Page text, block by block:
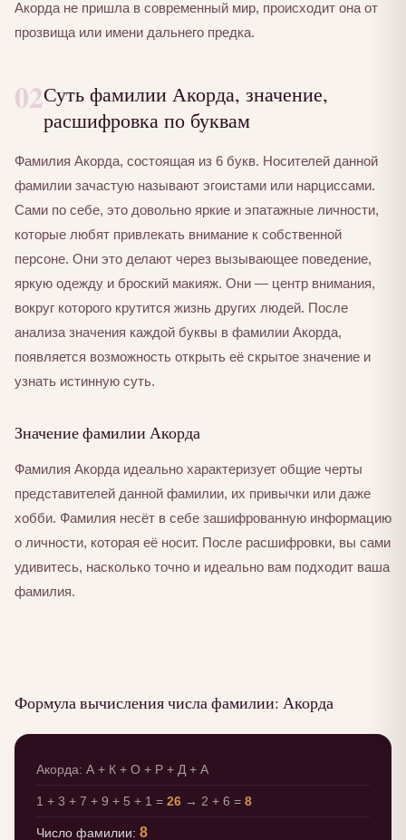
Акорда не пришла в современный мир, происходит она от
прозвища или имени дальнего предка.
02Суть фамилии Акорда, значение,
расшифровка по буквам
Фамилия Акорда, состоящая из 6 букв. Носителей данной
фамилии зачастую называют эгоистами или нарциссами.
Сами по себе, это довольно яркие и эпатажные личности,
которые любят привлекать внимание к собственной
персоне. Они это делают через вызывающее поведение,
яркую одежду и броский макияж. Они — центр внимания,
вокруг которого крутится жизнь других людей. После
анализа значения каждой буквы в фамилии Акорда,
появляется возможность открыть её скрытое значение и
узнать истинную суть.
Значение фамилии Акорда
Фамилия Акорда идеально характеризует общие черты
представителей данной фамилии, их привычки или даже
хобби. Фамилия несёт в себе зашифрованную информацию
о личности, которая её носит. После расшифровки, вы сами
удивитесь, насколько точно и идеально вам подходит ваша
фамилия.
Формула вычисления числа фамилии: Акорда
Акорда: А + К + О + Р + Д + А
1 + 3 + 7 + 9 + 5 + 1 = 26 → 2 + 6 = 8
Число фамилии: 8